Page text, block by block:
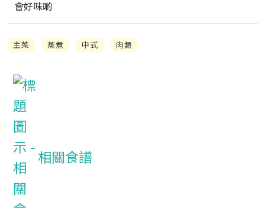
會好味啲
主菜 蒸煮 中式 肉類
相關食譜